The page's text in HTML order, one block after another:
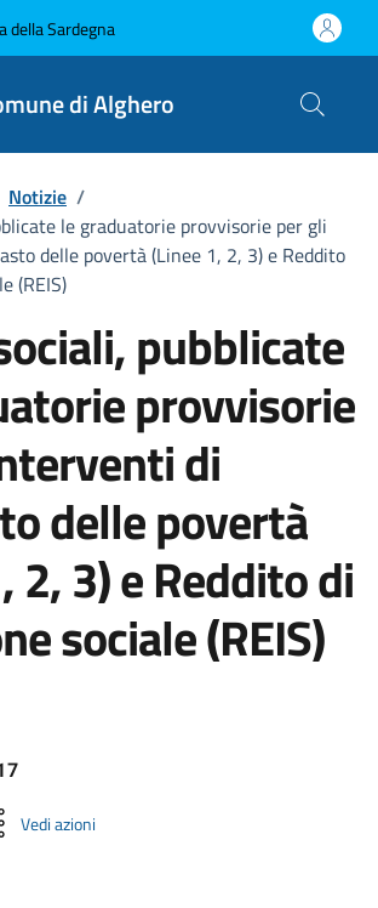
della Sardegna
di Alghero
Notizie /
le graduatorie provvisorie per gli
delle povertà (Linee 1, 2, 3) e Reddito
(REIS)
pubblicate
provvisorie
di
delle povertà
2, 3) e Reddito di
sociale (REIS)
Vedi azioni